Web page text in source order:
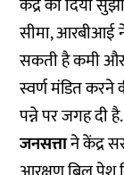
केंद्र को दिया
सीमा, आरबीआई
सकती है कमी और
स्वर्ण मंडित
पन्ने पर जगह दी है.
जनसत्ताने केंद्र